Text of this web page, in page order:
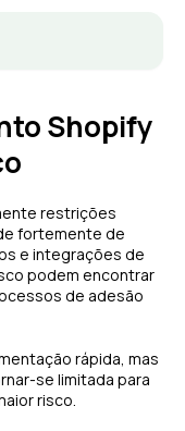
Shopify
restrições
fortemente de
e integrações de
podem encontrar
de adesão
rápida, mas
se limitada para
risco.